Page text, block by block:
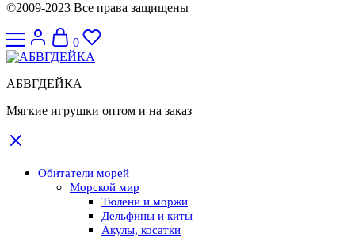
©2009-2023 Все права защищены
0
АБВГДЕЙКА
Мягкие игрушки оптом и на заказ
Обитатели морей
Морской мир
Тюлени и моржи
Дельфины и киты
Акулы, косатки